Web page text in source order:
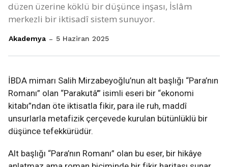
düzen üzerine köklü bir düşünce inşası, İslâm
merkezli bir iktisadî sistem sunuyor.
Akademya 5 Haziran 2025
İBDA mimarı Salih Mirzabeyoğlu’nun alt başlığı “Para’nın
Romanı” olan “Parakutâ'” isimli eseri bir “ekonomi
kitabı”ndan öte iktisatla fikir, para ile ruh, maddî
unsurlarla metafizik çerçevede kurulan bütünlüklü bir
düşünce tefekkürüdür.
Alt başlığı “Para’nın Romanı” olan bu eser, bir hikâye